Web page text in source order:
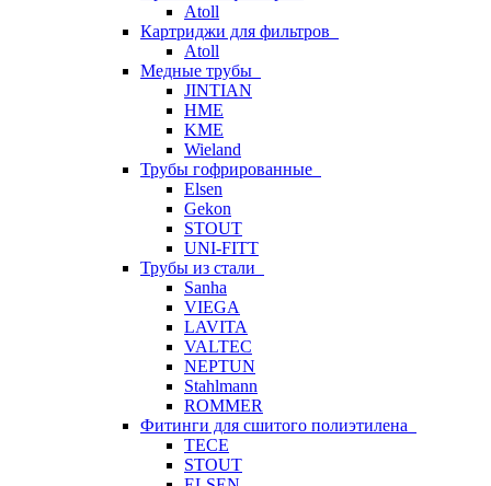
Atoll
Картриджи для фильтров
Atoll
Медные трубы
JINTIAN
HME
KME
Wieland
Трубы гофрированные
Elsen
Gekon
STOUT
UNI-FITT
Трубы из стали
Sanha
VIEGA
LAVITA
VALTEC
NEPTUN
Stahlmann
ROMMER
Фитинги для сшитого полиэтилена
TECE
STOUT